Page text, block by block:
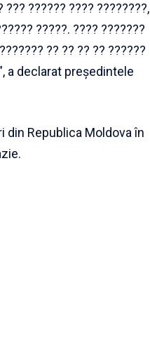
?????? ???? ????????,
?????. ???? ???????
?? ?? ?? ?? ??????
a declarat președintele
din Republica Moldova în